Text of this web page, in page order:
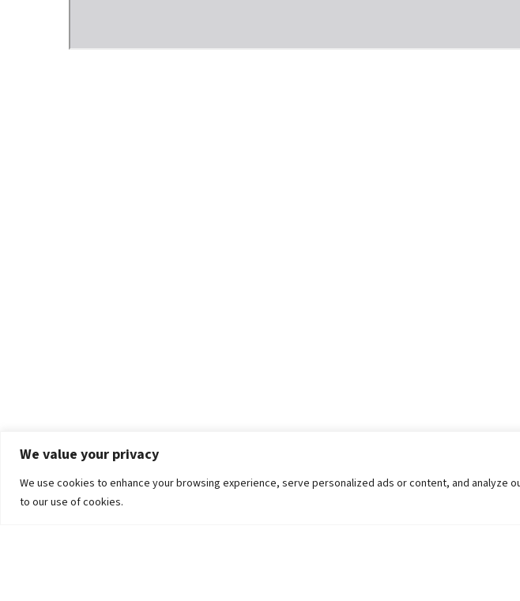
We value your privacy
We use cookies to enhance your browsing experience, serve personalized ads or content, and analyze
to our use of cookies.